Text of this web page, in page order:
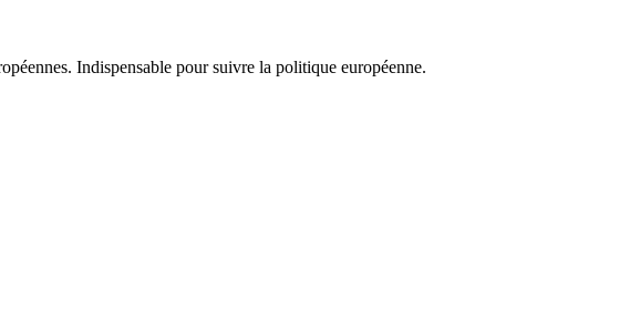
Indispensable pour suivre la politique européenne.